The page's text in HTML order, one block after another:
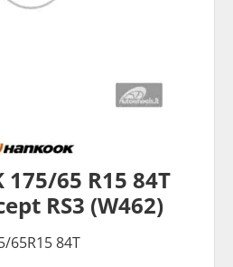
175/65 R15 84T
RS3 (W462)
65R15 84T